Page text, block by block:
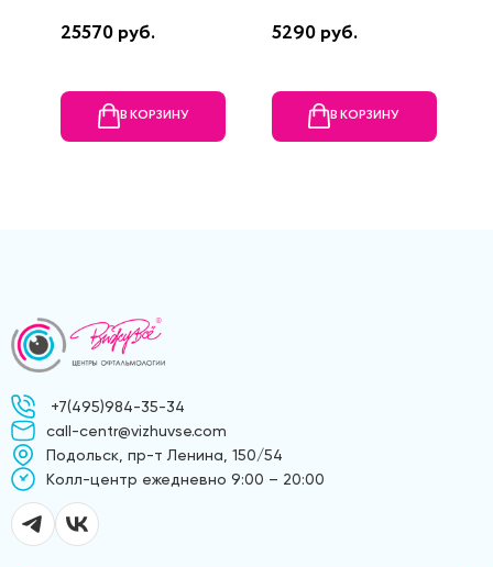
25570 руб.
В КОРЗИНУ
5290 руб.
В КОРЗИНУ
+7(495)984-35-34
call-centr@vizhuvse.com
Подольск, пр-т Ленина, 150/54
Kолл-центр ежедневно 9:00 – 20:00